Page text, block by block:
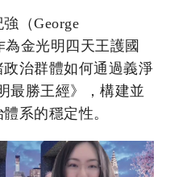
（George
金光明四天王護國
治群體如何通過義淨
最勝王經》，構建並
系的穩定性。